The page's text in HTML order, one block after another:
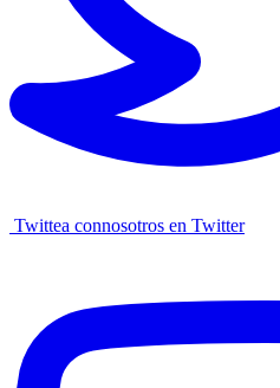
Twittea connosotros en Twitter